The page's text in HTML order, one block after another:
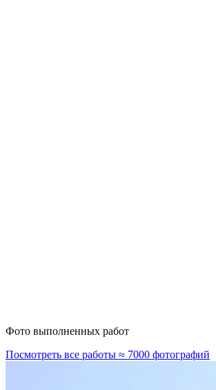
Фото выполненных работ
Посмотреть все работы ≈ 7000 фотографий